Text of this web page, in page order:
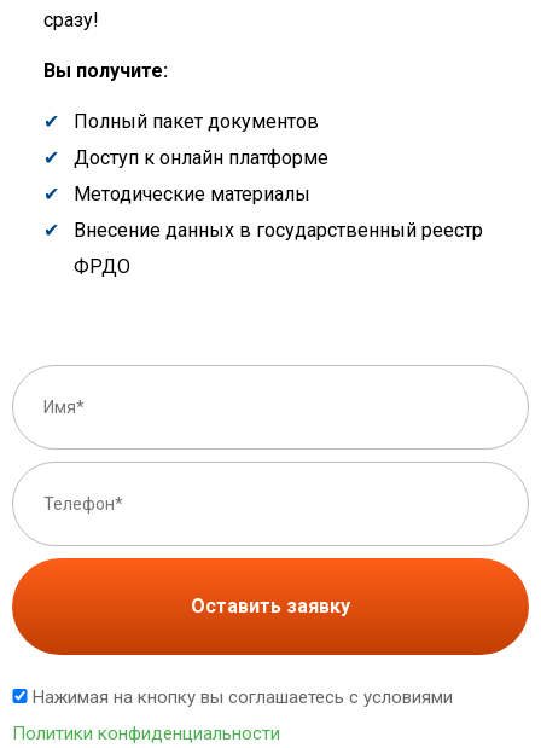
сразу!
Вы получите:
Полный пакет документов
Доступ к онлайн платформе
Методические материалы
Внесение данных в государственный реестр
ФРДО
Оставить заявку
Нажимая на кнопку вы соглашаетесь с условиями
Политики конфиденциальности